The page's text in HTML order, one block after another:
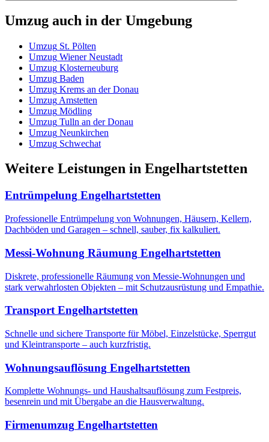
Umzug auch in der Umgebung
Umzug St. Pölten
Umzug Wiener Neustadt
Umzug Klosterneuburg
Umzug Baden
Umzug Krems an der Donau
Umzug Amstetten
Umzug Mödling
Umzug Tulln an der Donau
Umzug Neunkirchen
Umzug Schwechat
Weitere Leistungen in Engelhartstetten
Entrümpelung Engelhartstetten
Professionelle Entrümpelung von Wohnungen, Häusern, Kellern,
Dachböden und Garagen – schnell, sauber, fix kalkuliert.
Messi-Wohnung Räumung Engelhartstetten
Diskrete, professionelle Räumung von Messie-Wohnungen und
stark verwahrlosten Objekten – mit Schutzausrüstung und Empathie.
Transport Engelhartstetten
Schnelle und sichere Transporte für Möbel, Einzelstücke, Sperrgut
und Kleintransporte – auch kurzfristig.
Wohnungsauflösung Engelhartstetten
Komplette Wohnungs- und Haushaltsauflösung zum Festpreis,
besenrein und mit Übergabe an die Hausverwaltung.
Firmenumzug Engelhartstetten